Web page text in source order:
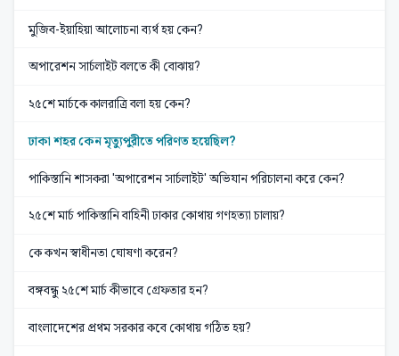
মুজিব-ইয়াহিয়া আলোচনা ব্যর্থ হয় কেন?
অপারেশন সার্চলাইট বলতে কী বোঝায়?
২৫শে মার্চকে কালরাত্রি বলা হয় কেন?
ঢাকা শহর কেন মৃত্যুপুরীতে পরিণত হয়েছিল?
পাকিস্তানি শাসকরা 'অপারেশন সার্চলাইট' অভিযান পরিচালনা করে কেন?
২৫শে মার্চ পাকিস্তানি বাহিনী ঢাকার কোথায় গণহত্যা চালায়?
কে কখন স্বাধীনতা ঘোষণা করেন?
বঙ্গবন্ধু ২৫শে মার্চ কীভাবে গ্রেফতার হন?
বাংলাদেশের প্রথম সরকার কবে কোথায় গঠিত হয়?